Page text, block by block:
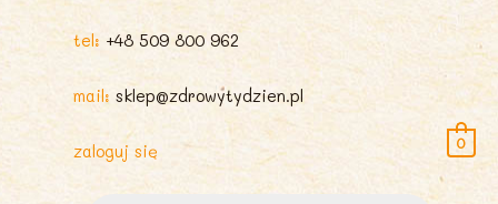
tel: +48 509 800 962
mail: sklep@zdrowytydzien.pl
zaloguj się 0